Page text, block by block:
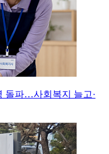
돌파…사회복지 늘고·